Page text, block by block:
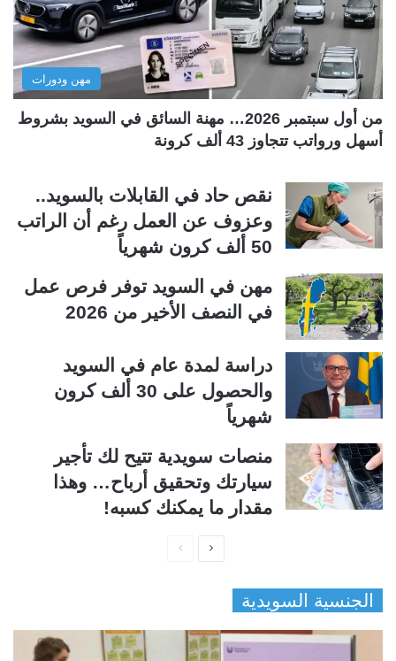
س
ا
ب
ا
ل
مهن ودورات
من أول سبتمبر 2026… مهنة السائق في السويد بشروط
أسهل ورواتب تتجاوز 43 ألف كرونة
نقص حاد في القابلات بالسويد..
وعزوف عن العمل رغم أن الراتب
50 ألف كرون شهرياً
مهن في السويد توفر فرص عمل
في النصف الأخير من 2026
دراسة لمدة عام في السويد
والحصول على 30 ألف كرون
شهرياً
منصات سويدية تتيح لك تأجير
سيارتك وتحقيق أرباح… وهذا
مقدار ما يمكنك كسبه!
ح
الجنسية السويدية